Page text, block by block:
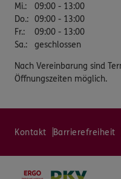
Mi.:
09:00 - 13:00
Do.: 09:00 - 13:00
Fr.:
09:00 - 13:00
Sa.: geschlossen
Nach Vereinbarung sind
Öffnungszeiten möglich.
Kontakt Barrierefreiheit